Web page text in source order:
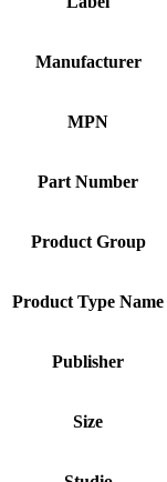
Manufacturer
MPN
Part Number
Product Group
Product Type Name
Publisher
Size